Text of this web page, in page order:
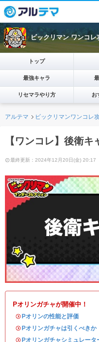
ビックリマン ワンコレ
トップ
最強キャラ
リセマラやり方 お
アルテマ ビックリマンワンコレ
【ワンコレ】後衛キ
最終更新：2024年12月20日(金) 20:17
Pオリンガチャが開催中！
・Pオリンの性能と評価
・Pオリンガチャは引くべきか
・Pオリンガチャシミュレータ